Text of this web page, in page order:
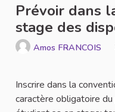
Prévoir dans
stage des
Amos FRANCOIS
Inscrire dans la
caractère obligatoire